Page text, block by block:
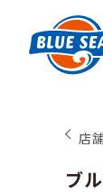
店
ブ